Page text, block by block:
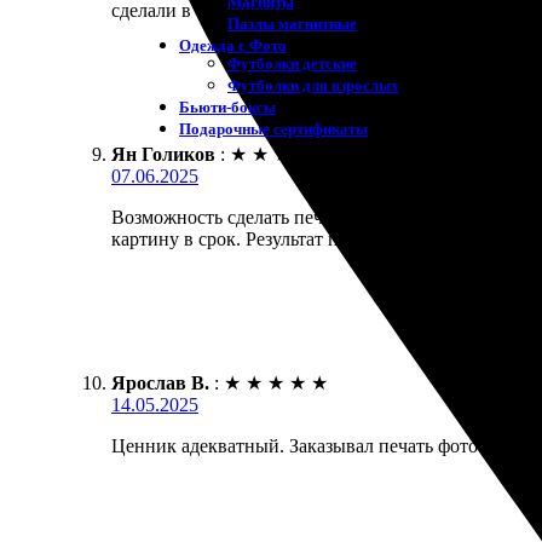
Пазлы магнитные
Одежда с Фото
Футболки детские
Футболки для взрослых
Бьюти-боксы
Подарочные сертификаты
сделали в оговоренные сроки. Результат
Ян Голиков : ★ ★ ★
07.06.2025
Возможность сделать печать на холсте нашел
картину в срок. Результат превзошел ожидания,
Ярослав В. : ★ ★ ★ ★ ★
14.05.2025
Ценник адекватный. Заказывал печать фото на